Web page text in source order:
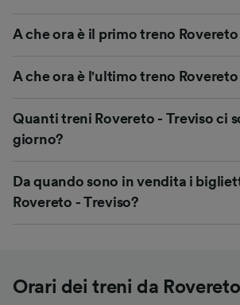
A che ora è il primo treno
A che ora è l'ultimo treno Rovereto
Quanti treni Rovereto - Treviso ci
giorno?
Da quando sono in vendita i
Rovereto - Treviso?
Orari dei treni da